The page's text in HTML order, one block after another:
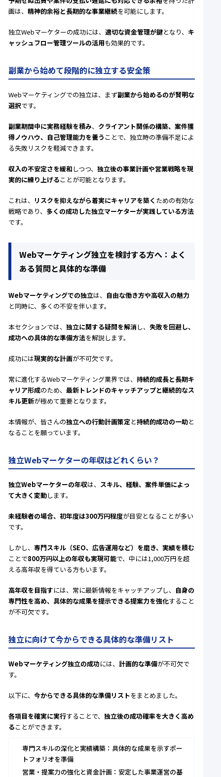
画は、精神的余裕と長期的な事業継続を可能にします。
独立Webマーケターの成功には、適切な資金管理が鍵となり、 キ
ャッシュフロー管理ツールの活用も効果的です。
副業から始めて段階的に独立する安全策
Webマーケティングでの独立は、まず副業から始めるのが賢明な
選択です。
副業期間中に実務経験を積み、 クライアント関係の構築、案件獲
得ノウハウ、自己管理能力を養う ことで、独立時の準備不足によ
る失敗リスクを軽減できます。
収入の不安定さを緩和 しつつ、独立後の事業計画や営業戦略を現
実的に練り上げることが可能となります。
これは、 リスクを抑えながら着実にキャリアを築く ための有効な
戦略であり、 多くの成功した独立マーケターが実践している方法
です。
Webマーケティング独立を検討する方へ：よく
ある質問と具体的な準備
Webマーケティングでの独立は、 自由な働き方や高収入の魅力
と同時に、多くの不安を伴います。
本セクションでは、独立に関する疑問を解消し、 失敗を回避し、
成功への具体的な準備方法を解説します。
成功には現実的な計画が不可欠です。
常に進化するWebマーケティング業界では、持続的成長と長期キ
ャリア形成のため、最新トレンドのキャッチアップと継続的なス
キル更新が極めて重要となります。
本情報が、皆さんの独立への行動計画策定 と持続的成功の一助と
なることを願っています。
独立Webマーケターの年収はどれくらい？
独立Webマーケターの年収は、 スキル、経験、案件単価によっ
て大きく変動します。
未経験者の場合、初年度は300万円程度が目安となることが多い
です。
しかし、専門スキル（SEO、広告運用など）を磨き、実績を積む
ことで800万円以上の年収も実現可能で、中には1,000万円を超
える高年収を得ている方もいます。
高年収を目指すには、常に最新情報をキャッチアップし、 自身の
専門性を高め、具体的な成果を提示できる提案力を強化すること
が不可欠です。
独立に向けて今からできる具体的な準備リスト
Webマーケティング独立の成功には、計画的な準備が不可欠で
す。
以下に、今からできる具体的な準備リストをまとめました。
各項目を確実に実行することで、独立後の成功確率を大きく高め
ることができます。
専門スキルの深化と実績構築：具体的な成果を示すポー
トフォリオを準備
営業・提案力の強化と資金計画：安定した事業運営の基